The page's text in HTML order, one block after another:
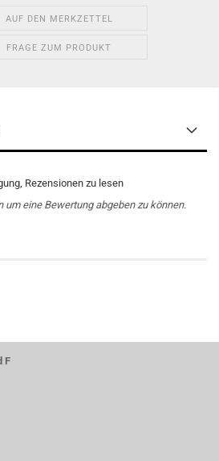
AUF DEN MERKZETTEL
FRAGE ZUM PRODUKT
Rezensionen zu lesen
eine Bewertung abgeben zu können.
F